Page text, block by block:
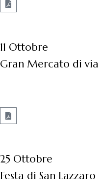
11 Ottobre
Gran Mercato di via
25 Ottobre
Festa di San Lazzaro